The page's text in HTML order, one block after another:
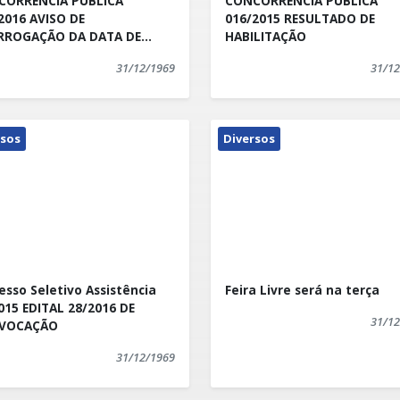
propostas,
de todos os itens da
sendo que estas
2016 às 09:30 horas.
AVISO DE
DA DATA DE
31/12/1969
016/2015 RESULTADO DE
HABILITAÇÃO
31/
Seletivo Assistência
EDITAL 28/2016 DE
31/12/1969
Diversos
Feira Livre será na terça
31/